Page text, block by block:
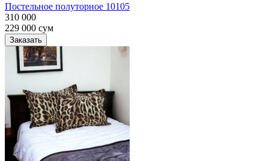
Постельное полуторное 10105
310 000
229 000 сум
Заказать